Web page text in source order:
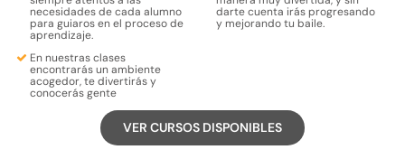
necesidades de cada alumno
para guiaros en el proceso de
aprendizaje.
darte cuenta irás progresando
y mejorando tu baile.
En nuestras clases
encontrarás unambiente
acogedor, te divertirás y
conocerás gente
VER CURSOS DISPONIBLES